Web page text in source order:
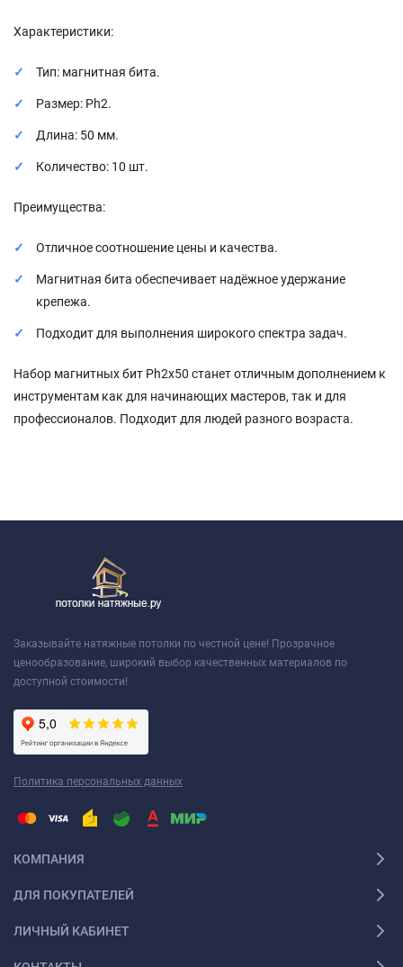
Характеристики:
Тип: магнитная бита.
Размер: Ph2.
Длина: 50 мм.
Количество: 10 шт.
Преимущества:
Отличное соотношение цены и качества.
Магнитная бита обеспечивает надёжное удержание
крепежа.
Подходит для выполнения широкого спектра задач.
Набор магнитных бит Ph2x50 станет отличным дополнением к
инструментам как для начинающих мастеров, так и для
профессионалов. Подходит для людей разного возраста.
Заказывайте натяжные потолки по честной цене! Прозрачное
ценообразование, широкий выбор качественных материалов по
доступной стоимости!
Политика персональных данных
КОМПАНИЯ
ДЛЯ ПОКУПАТЕЛЕЙ
ЛИЧНЫЙ КАБИНЕТ